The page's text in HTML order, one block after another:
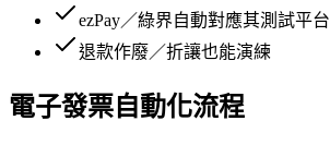
ezPay／綠界自動對應其測試平台
退款作廢／折讓也能演練
電子發票自動化流程